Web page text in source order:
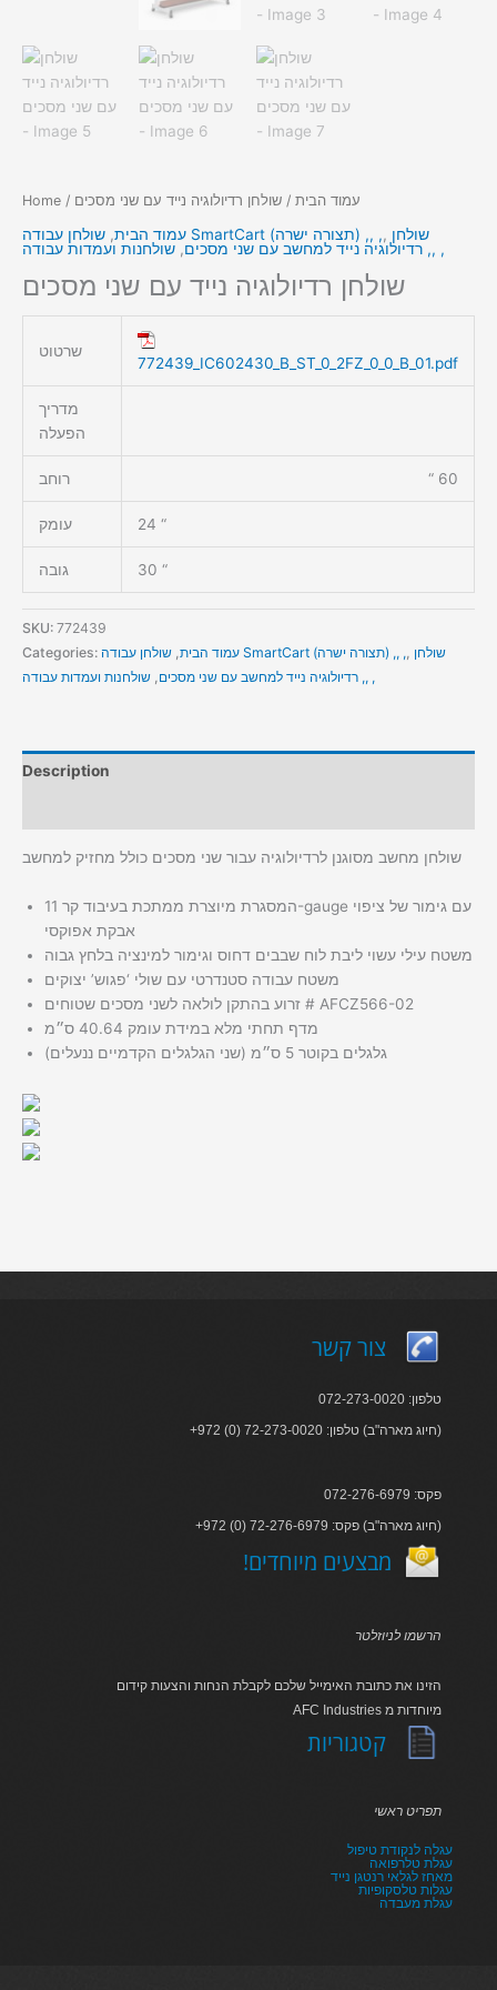
Home / עמוד הבית / שולחן רדיולוגיה נייד עם שני מסכים
עמוד הבית, שולחן עבודה SmartCart (תצורה ישרה) ,, ,, שולחן
רדיולוגיה נייד למחשב עם שני מסכים, שולחנות ועמדות עבודה ,, ,
שולחן רדיולוגיה נייד עם שני מסכים
שרטוט
772439_IC602430_B_ST_0_2FZ_0_0_B_01.pdf
מדריך
הפעלה
רוחב 60 “
עומק 24 “
גובה 30 “
SKU: 772439
Categories:
עמוד הבית, שולחן עבודה SmartCart (תצורה ישרה) ,, ,, שולחן
רדיולוגיה נייד למחשב עם שני מסכים, שולחנות ועמדות עבודה ,, ,
Description
שולחן מחשב מסוגנן לרדיולוגיה עבור שני מסכים כולל מחזיק למחשב
המסגרת מיוצרת ממתכת בעיבוד קר 11-gauge עם גימור של ציפוי
אבקת אפוקסי
משטח עילי עשוי ליבת לוח שבבים דחוס וגימור למינציה בלחץ גבוה
משטח עבודה סטנדרטי עם שולי ‘פגוש’ יצוקים
זרוע בהתקן לולאה לשני מסכים שטוחים # AFCZ566-02
מדף תחתי מלא במידת עומק 40.64 ס״מ
גלגלים בקוטר 5 ס״מ (שני הגלגלים הקדמיים ננעלים)
צור קשר
טלפון: 072-273-0020
+972 (0) 72-273-0020 :חיוג מארה"ב) טלפון)
פקס: 072-276-6979
+972 (0) 72-276-6979 :חיוג מארה"ב) פקס)
!מבצעים מיוחדים
הרשמו לניוזלטר
הזינו את כתובת האימייל שלכם לקבלת הנחות והצעות קידום
AFC Industries מיוחדות מ
קטגוריות
תפריט ראשי
עגלה לנקודת טיפול
עגלת טלרפואה
מאחז לגלאי רנטגן נייד
עגלות טלסקופיות
עגלת מעבדה